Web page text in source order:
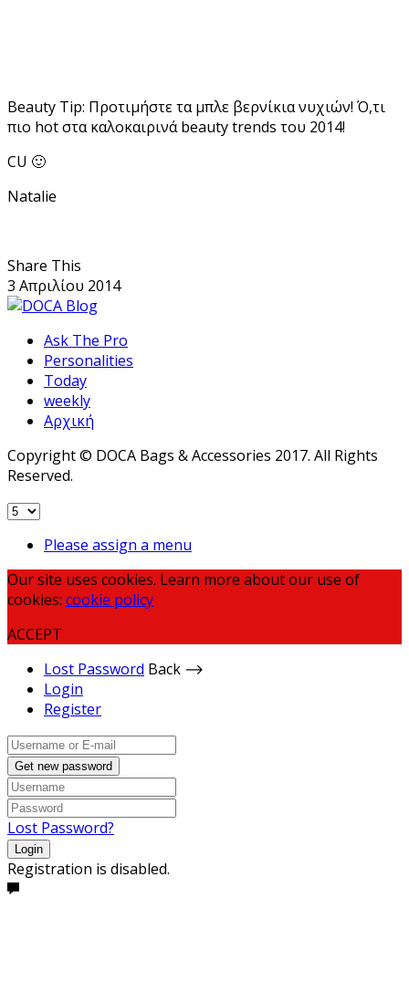
Beauty Tip: Προτιμήστε τα μπλε βερνίκια νυχιών! Ό,τι
πιο hot στα καλοκαιρινά beauty trends του 2014!
CU 🙂
Natalie
Share This
3 Απριλίου 2014
Ask The Pro
Personalities
Today
weekly
Αρχική
Copyright © DOCA Bags & Accessories 2017. All Rights
Reserved.
Please assign a menu
Our site uses cookies. Learn more about our use of
cookies: cookie policy
ACCEPT
Lost Password Back ⟶
Login
Register
Get new password
Lost Password?
Login
Registration is disabled.